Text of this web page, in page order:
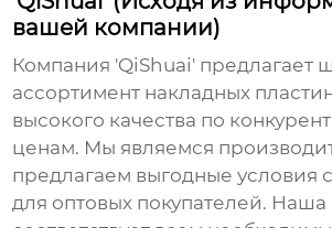
вашей компании)
Компания 'QiShuai' предлагает
ассортимент накладных
высокого качества по
ценам. Мы являемся
предлагаем выгодные условия
для оптовых покупателей.